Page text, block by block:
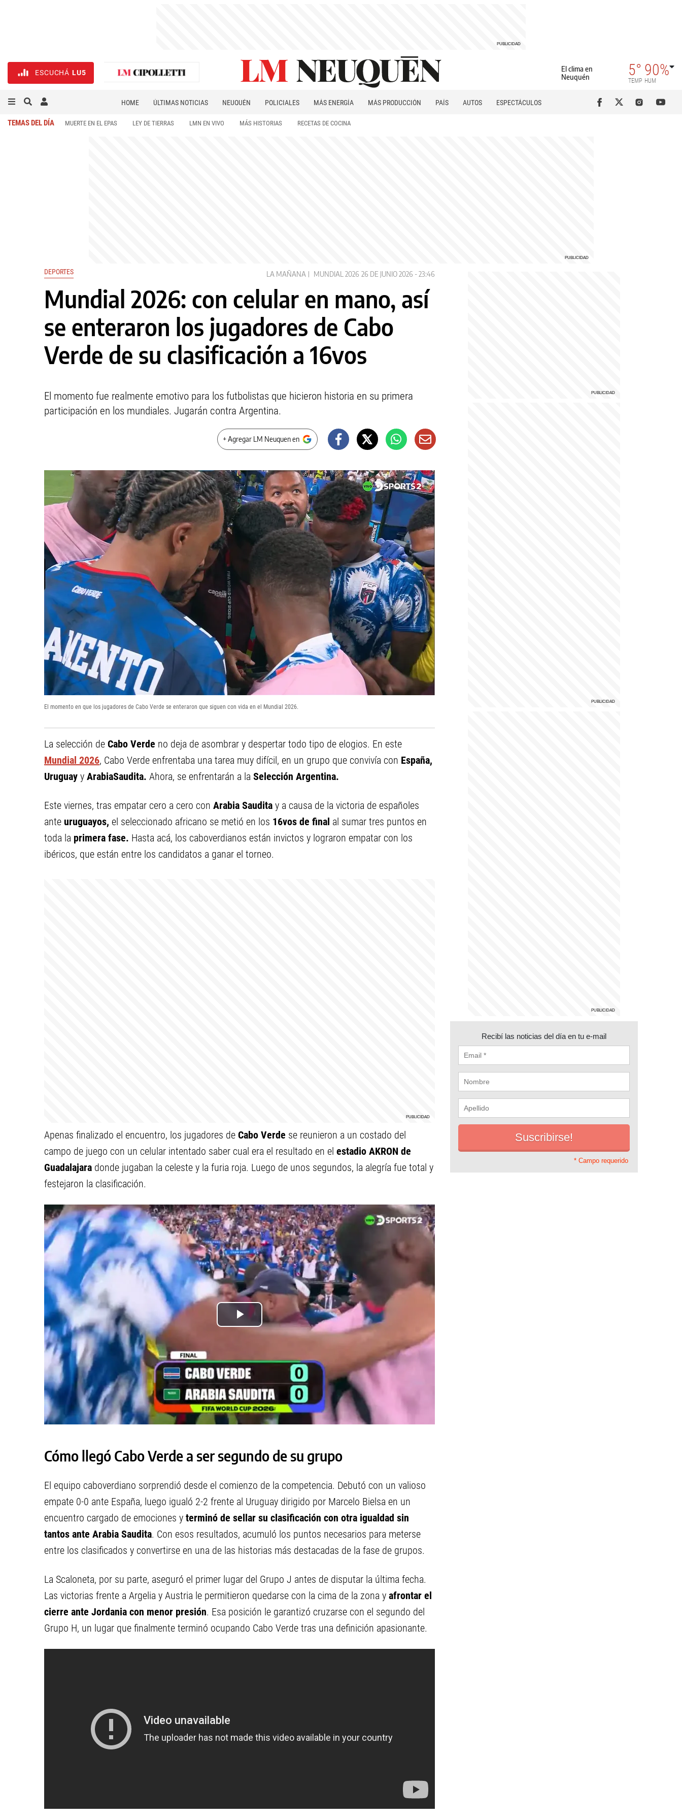
ESCUCHÁ LU5
El clima en
Neuquén
5°
TEMP
90%
HUM
HOME ÚLTIMAS NOTICIAS NEUQUÉN POLICIALES MÁS ENERGÍA MÁS PRODUCCIÓN PAÍS AUTOS
ESPECTÁCULOS
TEMAS DEL DÍA MUERTE EN EL EPAS LEY DE TIERRAS LMN EN VIVO MÁS HISTORIAS RECETAS DE COCINA
DEPORTES LA MAÑANA MUNDIAL 2026 26 DE JUNIO 2026 - 23:46
Mundial 2026: con celular en mano, así
se enteraron los jugadores de Cabo
Verde de su clasificación a 16vos
El momento fue realmente emotivo para los futbolistas que hicieron historia en su primera
participación en los mundiales. Jugarán contra Argentina.
+ Agregar LM Neuquen en
El momento en que los jugadores de Cabo Verde se enteraron que siguen con vida en el Mundial 2026.
La selección de Cabo Verde no deja de asombrar y despertar todo tipo de elogios. En este
Mundial 2026, Cabo Verde enfrentaba una tarea muy difícil, en un grupo que convivía con España,
Uruguay y ArabiaSaudita. Ahora, se enfrentarán a la Selección Argentina.
Este viernes, tras empatar cero a cero con Arabia Saudita y a causa de la victoria de españoles
ante uruguayos, el seleccionado africano se metió en los 16vos de final al sumar tres puntos en
toda la primera fase. Hasta acá, los caboverdianos están invictos y lograron empatar con los
ibéricos, que están entre los candidatos a ganar el torneo.
Apenas finalizado el encuentro, los jugadores de Cabo Verde se reunieron a un costado del
campo de juego con un celular intentado saber cual era el resultado en el estadio AKRON de
Guadalajara donde jugaban la celeste y la furia roja. Luego de unos segundos, la alegría fue total y
festejaron la clasificación.
Cómo llegó Cabo Verde a ser segundo de su grupo
El equipo caboverdiano sorprendió desde el comienzo de la competencia. Debutó con un valioso
empate 0-0 ante España, luego igualó 2-2 frente al Uruguay dirigido por Marcelo Bielsa en un
encuentro cargado de emociones y terminó de sellar su clasificación con otra igualdad sin
tantos ante Arabia Saudita. Con esos resultados, acumuló los puntos necesarios para meterse
entre los clasificados y convertirse en una de las historias más destacadas de la fase de grupos.
La Scaloneta, por su parte, aseguró el primer lugar del Grupo J antes de disputar la última fecha.
Las victorias frente a Argelia y Austria le permitieron quedarse con la cima de la zona y afrontar el
cierre ante Jordania con menor presión. Esa posición le garantizó cruzarse con el segundo del
Grupo H, un lugar que finalmente terminó ocupando Cabo Verde tras una definición apasionante.
Recibí las noticias del día en tu e-mail
* Campo requerido